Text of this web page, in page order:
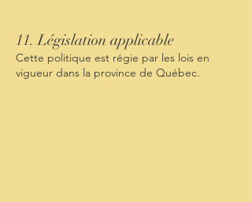
11. Législation applicable
Cette politique est régie par les lois en
vigueur dans la province de Québec.